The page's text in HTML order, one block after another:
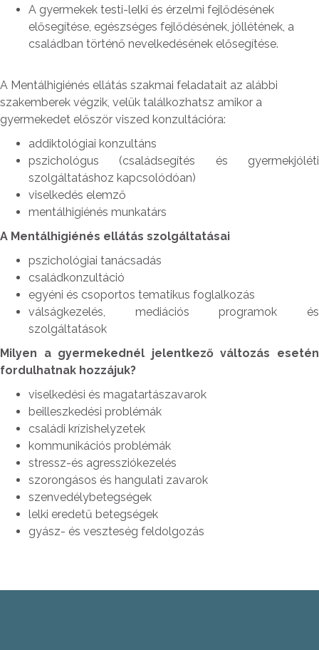
A gyermekek testi-lelki és érzelmi fejlődésének
elősegítése, egészséges fejlődésének, jóllétének, a
családban történő nevelkedésének elősegítése.
A Mentálhigiénés ellátás szakmai feladatait az alábbi
szakemberek végzik, velük találkozhatsz amikor a
gyermekedet először viszed konzultációra:
addiktológiai konzultáns
pszichológus (családsegítés és gyermekjóléti
szolgáltatáshoz kapcsolódóan)
viselkedés elemző
mentálhigiénés munkatárs
A Mentálhigiénés ellátás szolgáltatásai
pszichológiai tanácsadás
családkonzultáció
egyéni és csoportos tematikus foglalkozás
válságkezelés, mediációs programok és
szolgáltatások
Milyen a gyermekednél jelentkező változás esetén
fordulhatnak hozzájuk?
viselkedési és magatartászavarok
beilleszkedési problémák
családi krízishelyzetek
kommunikációs problémák
stressz-és agressziókezelés
szorongásos és hangulati zavarok
szenvedélybetegségek
lelki eredetű betegségek
gyász- és veszteség feldolgozás